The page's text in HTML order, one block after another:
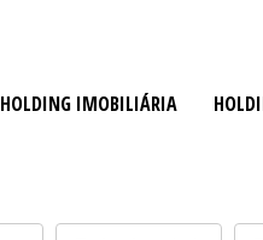
HOLDING IMOBILIÁRIA